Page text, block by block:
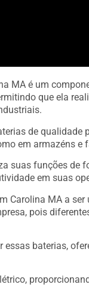
MA é um
que ela
de qualidade
em armazéns e
suas funções de
em suas
Carolina MA a
pois
baterias,